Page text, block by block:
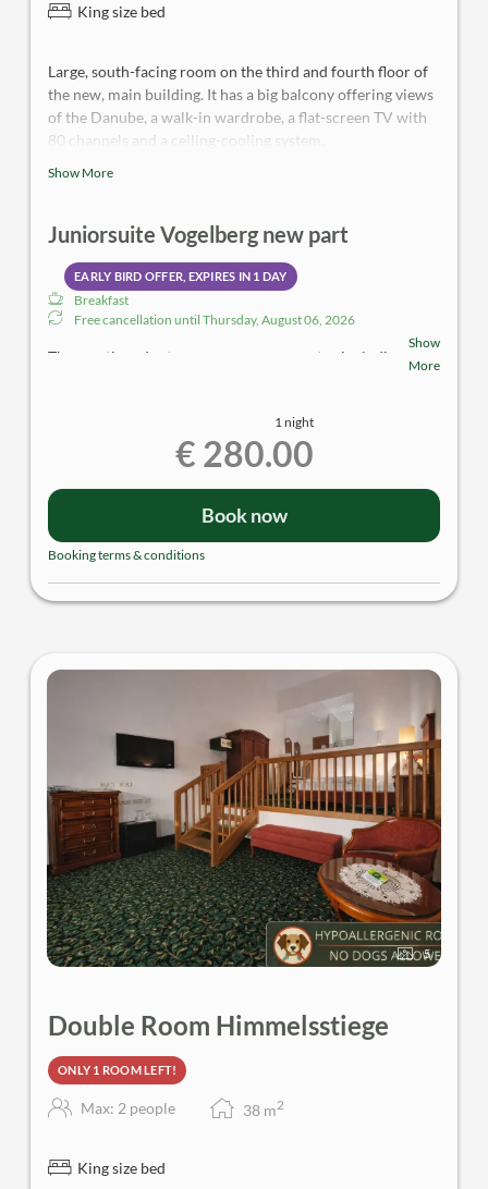
King size bed
Large, south-facing room on the third and fourth floor of
the new, main building. It has a big balcony offering views
of the Danube, a walk-in wardrobe, a flat-screen TV with
80 channels and a ceiling-cooling system.
Show More
Juniorsuite Vogelberg new part
EARLY BIRD OFFER, EXPIRES IN 1 DAY
Breakfast
Free cancellation until Thursday, August 06, 2026
The mentioned rates are per room, per stay including
Show
More
1 night
€ 280.00
Book now
Booking terms & conditions
5
Double Room Himmelsstiege
ONLY 1 ROOM LEFT!
Max: 2 people 38 m2
King size bed